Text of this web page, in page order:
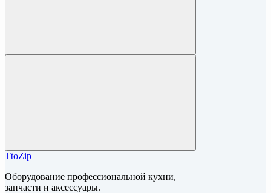
TtoZip
Оборудование профессиональной кухни,
запчасти и аксессуары.